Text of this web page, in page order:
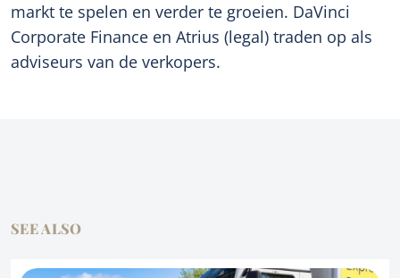
markt te spelen en verder te groeien. DaVinci
Corporate Finance en Atrius (legal) traden op als
adviseurs van de verkopers.
SEE ALSO